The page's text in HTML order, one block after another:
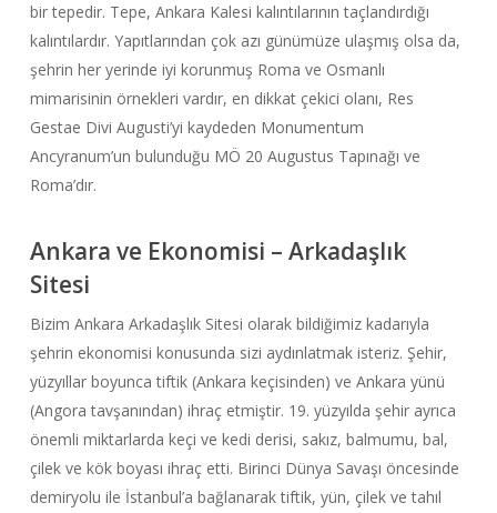
bir tepedir. Tepe, Ankara Kalesi kalıntılarının taçlandırdığı
kalıntılardır. Yapıtlarından çok azı günümüze ulaşmış olsa da,
şehrin her yerinde iyi korunmuş Roma ve Osmanlı
mimarisinin örnekleri vardır, en dikkat çekici olanı, Res
Gestae Divi Augusti’yi kaydeden Monumentum
Ancyranum’un bulunduğu MÖ 20 Augustus Tapınağı ve
Roma’dır.
Ankara ve Ekonomisi – Arkadaşlık
Sitesi
Bizim Ankara Arkadaşlık Sitesi olarak bildiğimiz kadarıyla
şehrin ekonomisi konusunda sizi aydınlatmak isteriz. Şehir,
yüzyıllar boyunca tiftik (Ankara keçisinden) ve Ankara yünü
(Angora tavşanından) ihraç etmiştir. 19. yüzyılda şehir ayrıca
önemli miktarlarda keçi ve kedi derisi, sakız, balmumu, bal,
çilek ve kök boyası ihraç etti. Birinci Dünya Savaşı öncesinde
demiryolu ile İstanbul’a bağlanarak tiftik, yün, çilek ve tahıl